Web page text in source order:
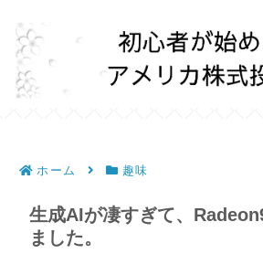
ホーム 趣味
生成AIが凄すぎて、
ました。